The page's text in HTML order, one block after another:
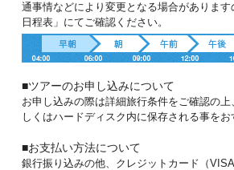
通事情などにより変更となる場合がありま
日程表」にてご確認ください。
■ツアーのお申し込みについて
お申し込みの際は詳細旅行条件をご確認の
しくはハードディスク内に保存される事をお
■お支払い方法について
銀行振り込みの他、クレジットカード（